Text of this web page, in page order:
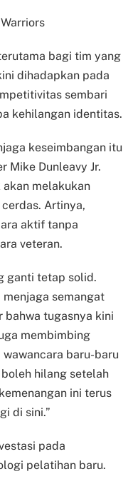
bagi tim yang
dihadapkan pada
sembari
kehilangan identitas.
keseimbangan itu
Mike Dunleavy Jr.
melakukan
Artinya,
aktif tanpa
veteran.
ganti tetap solid.
semangat
bahwa tugasnya kini
membimbing
wawancara baru-baru
hilang setelah
ini terus
di sini.”
pada
pelatihan baru.